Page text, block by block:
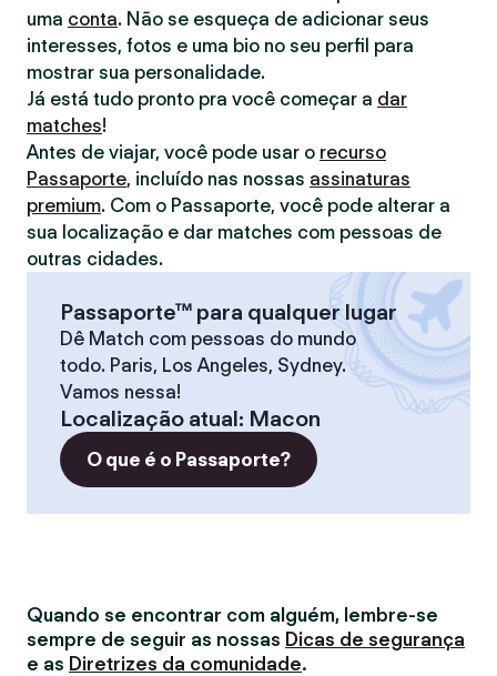
uma conta. Não se esqueça de adicionar seus
interesses, fotos e uma bio no seu perfil para
mostrar sua personalidade.
Já está tudo pronto pra você começar a dar
matches!
Antes de viajar, você pode usar o recurso
Passaporte, incluído nas nossas assinaturas
premium. Com o Passaporte, você pode alterar a
sua localização e dar matches com pessoas de
outras cidades.
Passaporte™ para qualquer lugar
Dê Match com pessoas do mundo
todo. Paris, Los Angeles, Sydney.
Vamos nessa!
Localização atual: Macon
O que é o Passaporte?
Quando se encontrar com alguém, lembre-se
sempre de seguir as nossas Dicas de segurança
e as Diretrizes da comunidade.